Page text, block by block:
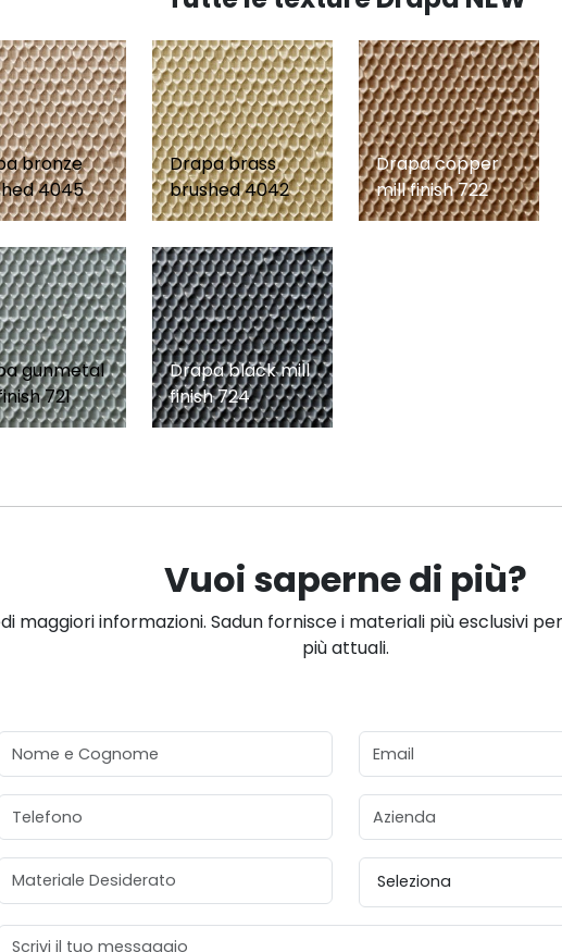
bronze
4045
Drapa brass
brushed 4042
Drapa copper
mill finish 722
gunmetal
721
Drapa black mill
finish 724
Vuoi saperne di più?
maggiori informazioni. Sadun fornisce i materiali più esclusivi
più attuali.
e Cognome Email
Azienda
Desiderato Provincia